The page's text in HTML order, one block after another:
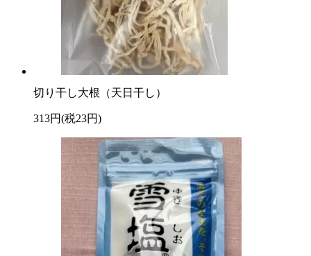
切り干し大根（天日干し）
313円(税23円)